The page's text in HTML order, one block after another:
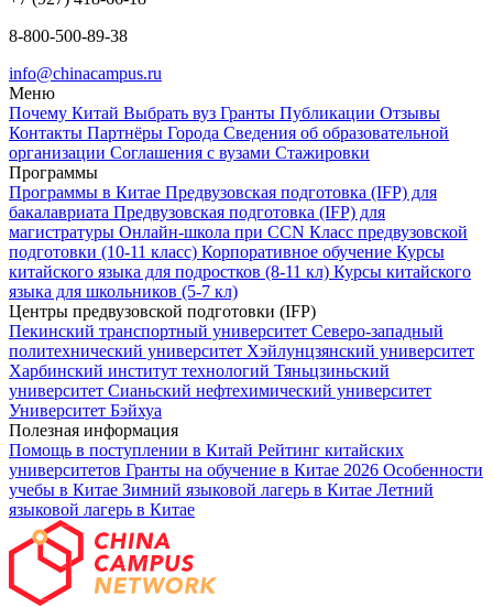
8-800-500-89-38
info@chinacampus.ru
Меню
Почему Китай Выбрать вуз Гранты Публикации Отзывы
Контакты Партнёры Города Сведения об образовательной
организации Соглашения с вузами Стажировки
Программы
Программы в Китае Предвузовская подготовка (IFP) для
бакалавриата Предвузовская подготовка (IFP) для
магистратуры Онлайн-школа при CCN Класс предвузовской
подготовки (10-11 класс) Корпоративное обучение Курсы
китайского языка для подростков (8-11 кл) Курсы китайского
языка для школьников (5-7 кл)
Центры предвузовской подготовки (IFP)
Пекинский транспортный университет Северо-западный
политехнический университет Хэйлунцзянский университет
Харбинский институт технологий Тяньцзиньский
университет Сианьский нефтехимический университет
Университет Бэйхуа
Полезная информация
Помощь в поступлении в Китай Рейтинг китайских
университетов Гранты на обучение в Китае 2026 Особенности
учебы в Китае Зимний языковой лагерь в Китае Летний
языковой лагерь в Китае